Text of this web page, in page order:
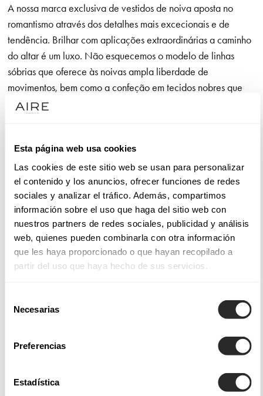
Esta página web usa cookies
Las cookies de este sitio web se usan para personalizar
el contenido y los anuncios, ofrecer funciones de redes
sociales y analizar el tráfico. Además, compartimos
información sobre el uso que haga del sitio web con
nuestros partners de redes sociales, publicidad y análisis
web, quienes pueden combinarla con otra información
que les haya proporcionado o que hayan recopilado a
partir del uso que haya hecho de sus servicios.
Necesarias
Preferencias
Estadística
A nossa marca exclusiva de vestidos de noiva aposta no
romantismo através dos detalhes mais excecionais e de
tendência. Brilhar com aplicações extraordinárias a caminho
do altar é um luxo. Não esquecemos o modelo de linhas
sóbrias que oferece às noivas ampla liberdade de
movimentos, bem como a confeção em tecidos nobres que
utilizamos em cada modelo e que são agradáveis à vista e
Tecidos e estilos nos nossos vestidos para noivas
Os vestidos de noiva Aire Barcelona incorporam
acabamentos e aplicações de destaque e estilos dignos de
admiração; quer se trate devestidos de noiva sereia, que
abraçam o busto e as ancas, envolvendo o corpo
suavemente e com a quantidade certa de ousadia.
só encontrará uma grande variedade de designs — desde
com um visual digno de conto de fadas, até
vestidos de
, que oferecem uma elegância
intemporal e favorecem todos os tipos de corpo. Também
disponibilizamos tecidos leves cuidadosamente escolhidos